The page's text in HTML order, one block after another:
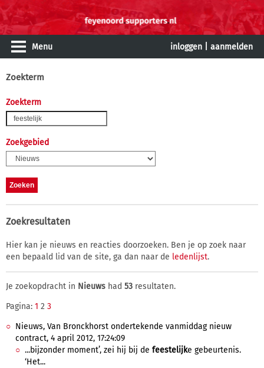
Menu inloggen aanmelden
Zoekterm
Zoekterm
Zoekgebied
Zoekresultaten
Hier kan je nieuws en reacties doorzoeken. Ben je op zoek naar
een bepaald lid van de site, ga dan naar de ledenlijst.
Je zoekopdracht in Nieuws had 53 resultaten.
Pagina: 1 2 3
Nieuws, Van Bronckhorst ondertekende vanmiddag nieuw
contract, 4 april 2012, 17:24:09
...bijzonder moment’, zei hij bij de feestelijke gebeurtenis.
‘Het...